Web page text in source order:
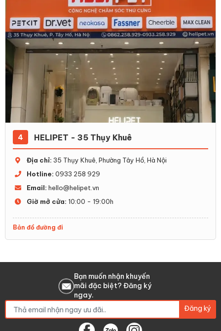
4 HELIPET - 35 Thụy Khuê
Địa chỉ: 35 Thụy Khuê, Phường Tây Hồ, Hà Nội
Hotline: 0933 258 929
Email: hello@helipet.vn
Giờ mở cửa: 10:00 - 19:00h
Bản đồ đường đi
Bạn muốn nhận khuyến
mãi đặc biệt? Đăng ký
ngay.
Đăng ký